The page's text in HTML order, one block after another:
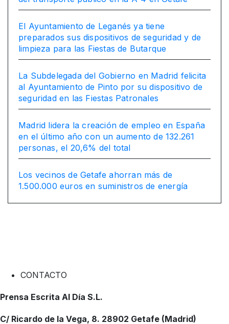
El Ayuntamiento de Leganés ya tiene
preparados sus dispositivos de seguridad y de
limpieza para las Fiestas de Butarque
La Subdelegada del Gobierno en Madrid felicita
al Ayuntamiento de Pinto por su dispositivo de
seguridad en las Fiestas Patronales
Madrid lidera la creación de empleo en España
en el último año con un aumento de 132.261
personas, el 20,6% del total
Los vecinos de Getafe ahorran más de
1.500.000 euros en suministros de energía
CONTACTO
Prensa Escrita Al Día S.L.
C/ Ricardo de la Vega, 8. 28902 Getafe (Madrid)